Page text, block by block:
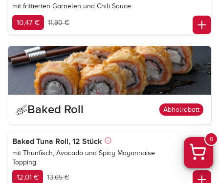
mit frittierten Garnelen und Chili Sauce
10,47 € 11,90 €
Baked Roll Abholrabatt
Baked Tuna Roll, 12 Stück
mit Thunfisch, Avocado und Spicy Mayonnaise
Topping
12,01 € 13,65 €
0